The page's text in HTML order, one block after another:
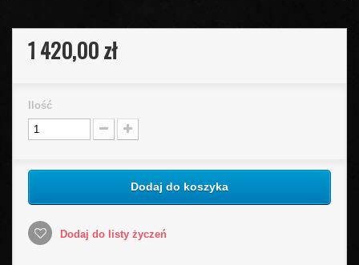
1 420,00 zł
Ilość
Dodaj do koszyka
Dodaj do listy życzeń